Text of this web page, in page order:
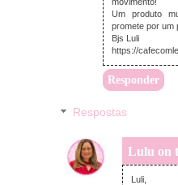
Um produto
promete por um
Bjs Luli
https://
Responder
Respostas
Lulu on
Luli,